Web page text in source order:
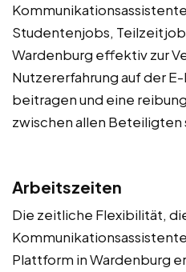
Studentenjobs,
Wardenburg effektiv zur
Nutzererfahrung auf der
beitragen und eine
zwischen allen Beteiligten
Arbeitszeiten
Die zeitliche Flexibilität,
Plattform in Wardenburg